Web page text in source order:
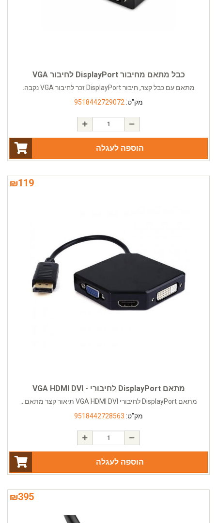
כבל מתאם מחיבור DisplayPort לחיבור VGA
מתאם עם כבל קצר, חיבור DisplayPort זכר לחיבור VGA נקבה.
מק"ט: 9518442729072
הוספה לעגלה
₪119
מתאם DisplayPort לחיבורי - VGA HDMI DVI
מתאם DisplayPort לחיבורי VGA HDMI DVI תיאור קצר מתאם...
מק"ט: 9518442728563
הוספה לעגלה
₪395